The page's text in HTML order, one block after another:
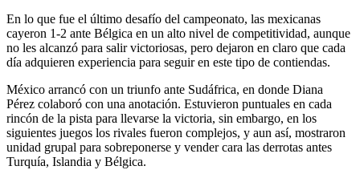
En lo que fue el último desafío del campeonato, las mexicanas
cayeron 1-2 ante Bélgica en un alto nivel de competitividad, aunque
no les alcanzó para salir victoriosas, pero dejaron en claro que cada
día adquieren experiencia para seguir en este tipo de contiendas.
México arrancó con un triunfo ante Sudáfrica, en donde Diana
Pérez colaboró con una anotación. Estuvieron puntuales en cada
rincón de la pista para llevarse la victoria, sin embargo, en los
siguientes juegos los rivales fueron complejos, y aun así, mostraron
unidad grupal para sobreponerse y vender cara las derrotas antes
Turquía, Islandia y Bélgica.